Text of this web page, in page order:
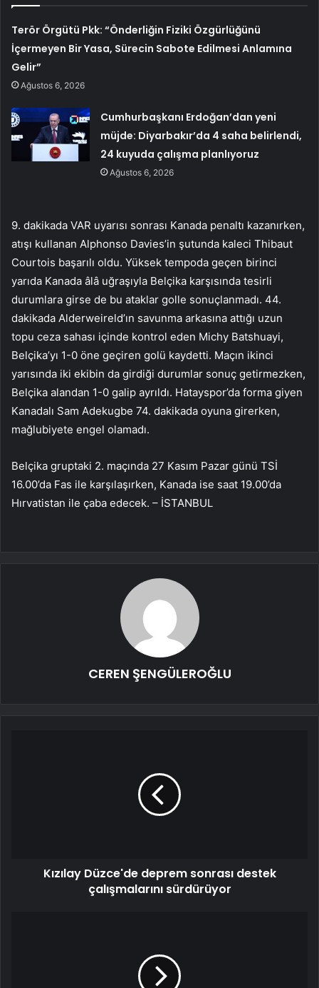
Terör Örgütü Pkk: “Önderliğin Fiziki Özgürlüğünü
İçermeyen Bir Yasa, Sürecin Sabote Edilmesi Anlamına
Gelir”
Ağustos 6, 2026
Cumhurbaşkanı Erdoğan’dan yeni
müjde: Diyarbakır’da 4 saha belirlendi,
24 kuyuda çalışma planlıyoruz
Ağustos 6, 2026
9. dakikada VAR uyarısı sonrası Kanada penaltı kazanırken,
atışı kullanan Alphonso Davies’in şutunda kaleci Thibaut
Courtois başarılı oldu. Yüksek tempoda geçen birinci
yarıda Kanada âlâ uğraşıyla Belçika karşısında tesirli
durumlara girse de bu ataklar golle sonuçlanmadı. 44.
dakikada Alderweireld’ın savunma arkasına attığı uzun
topu ceza sahası içinde kontrol eden Michy Batshuayi,
Belçika’yı 1-0 öne geçiren golü kaydetti. Maçın ikinci
yarısında iki ekibin da girdiği durumlar sonuç getirmezken,
Belçika alandan 1-0 galip ayrıldı. Hatayspor’da forma giyen
Kanadalı Sam Adekugbe 74. dakikada oyuna girerken,
mağlubiyete engel olamadı.
Belçika gruptaki 2. maçında 27 Kasım Pazar günü TSİ
16.00’da Fas ile karşılaşırken, Kanada ise saat 19.00’da
Hırvatistan ile çaba edecek. – İSTANBUL
CEREN ŞENGÜLEROĞLU
Kızılay Düzce'de deprem sonrası destek
çalışmalarını sürdürüyor